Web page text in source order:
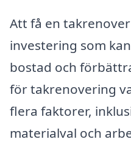
Att få en
investering som
bostad och
för takrenovering
flera faktorer,
materialval och